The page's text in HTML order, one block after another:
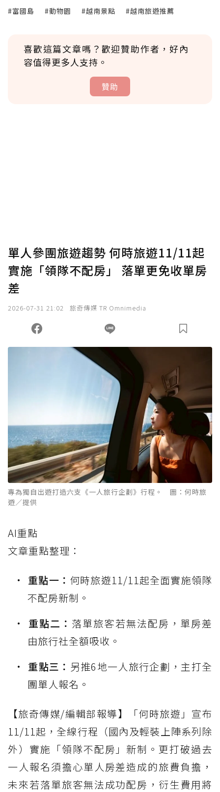
#富國島 #動物園 #越南景點 #越南旅遊推薦
喜歡這篇文章嗎？歡迎贊助作者，好內
容值得更多人支持。
贊助
確認送出
您當前剩餘 U 利點數：0點；前往 購買點數
單人參團旅遊趨勢 何時旅遊11/11起
實施「領隊不配房」 落單更免收單房
差
2026-07-31 21:02 旅奇傳媒 TR Omnimedia
專為獨自出遊打造六支《一人旅行企劃》行程。 圖：何時旅
遊／提供
AI重點
文章重點整理：
重點一： 何時旅遊11/11起全面實施領隊
不配房新制。
重點二： 落單旅客若無法配房，單房差
由旅行社全額吸收。
重點三： 另推6地一人旅行企劃，主打全
團單人報名。
【旅奇傳媒/編輯部報導】「何時旅遊」宣布
11/11起，全線行程（國內及輕裝上陣系列除
外）實施「領隊不配房」新制。更打破過去
一人報名須擔心單人房差造成的旅費負擔，
未來若落單旅客無法成功配房，衍生費用將